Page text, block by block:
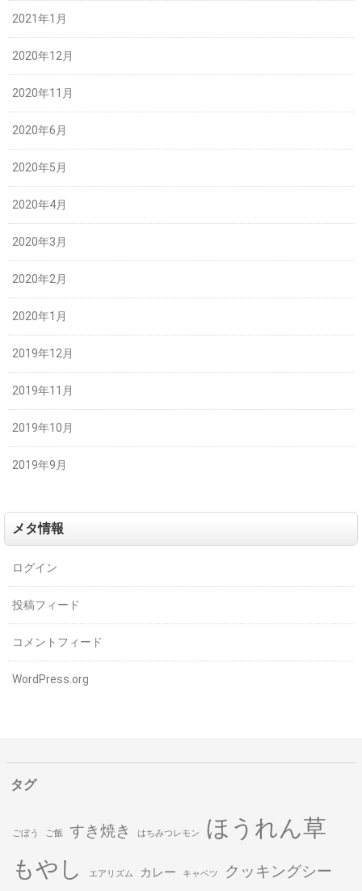
2021年1月
2020年12月
2020年11月
2020年6月
2020年5月
2020年4月
2020年3月
2020年2月
2020年1月
2019年12月
2019年11月
2019年10月
2019年9月
メタ情報
ログイン
投稿フィード
コメントフィード
WordPress.org
タグ
ごぼう ご飯 すき焼き はちみつレモン ほうれん草
もやし エアリズム カレー キャベツ クッキングシー